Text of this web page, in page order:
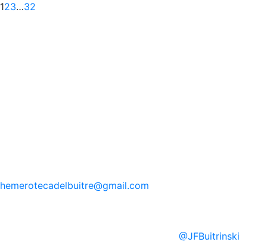
123…32
hemerotecadelbuitre@gmail.com
@JFBuitrinski